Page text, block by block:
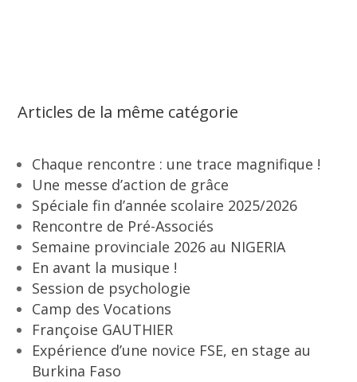
Articles de la même catégorie
Chaque rencontre : une trace magnifique !
Une messe d’action de grâce
Spéciale fin d’année scolaire 2025/2026
Rencontre de Pré-Associés
Semaine provinciale 2026 au NIGERIA
En avant la musique !
Session de psychologie
Camp des Vocations
Françoise GAUTHIER
Expérience d’une novice FSE, en stage au
Burkina Faso